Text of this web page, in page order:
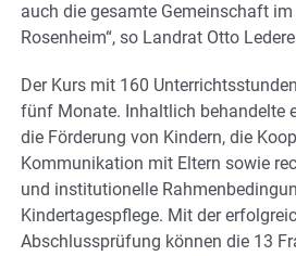
auch die gesamte Gemeinschaft
Rosenheim“, so Landrat Otto
Der Kurs mit 160
fünf Monate. Inhaltlich behandelte
die Förderung von Kindern, die
Kommunikation mit Eltern sowie
und institutionelle
Kindertagespflege. Mit der
Abschlussprüfung können die 13